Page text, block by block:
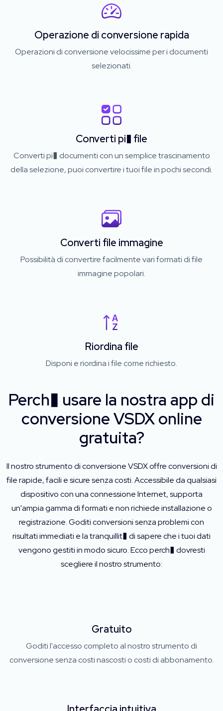
Operazione di conversione rapida
Operazioni di conversione velocissime per i documenti
selezionati.
Converti pi� file
Converti pi� documenti con un semplice trascinamento
della selezione, puoi convertire i tuoi file in pochi secondi.
Converti file immagine
Possibilità di convertire facilmente vari formati di file
immagine popolari.
Riordina file
Disponi e riordina i file come richiesto.
Perch� usare la nostra app di
conversione VSDX online
gratuita?
Il nostro strumento di conversione VSDX offre conversioni di
file rapide, facili e sicure senza costi. Accessibile da qualsiasi
dispositivo con una connessione Internet, supporta
un'ampia gamma di formati e non richiede installazione o
registrazione. Goditi conversioni senza problemi con
risultati immediati e la tranquillit� di sapere che i tuoi dati
vengono gestiti in modo sicuro. Ecco perch� dovresti
scegliere il nostro strumento:
Gratuito
Goditi l'accesso completo al nostro strumento di
conversione senza costi nascosti o costi di abbonamento.